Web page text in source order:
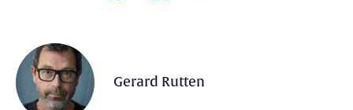
Gerard Rutten